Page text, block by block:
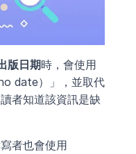
版日期時，會使用
date）」，並取代
者知道該資訊是缺
者也會使用